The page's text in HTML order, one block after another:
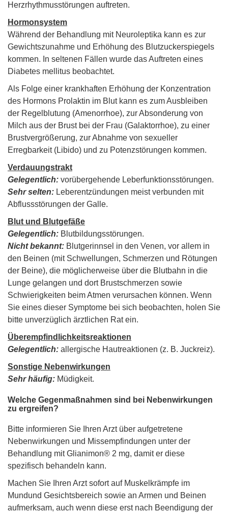
Herzrhythmusstörungen auftreten.
Hormonsystem
Während der Behandlung mit Neuroleptika kann es zur
Gewichtszunahme und Erhöhung des Blutzuckerspiegels
kommen. In seltenen Fällen wurde das Auftreten eines
Diabetes mellitus beobachtet.
Als Folge einer krankhaften Erhöhung der Konzentration
des Hormons Prolaktin im Blut kann es zum Ausbleiben
der Regelblutung (Amenorrhoe), zur Absonderung von
Milch aus der Brust bei der Frau (Galaktorrhoe), zu einer
Brustvergrößerung, zur Abnahme von sexueller
Erregbarkeit (Libido) und zu Potenzstörungen kommen.
Verdauungstrakt
Gelegentlich: vorübergehende Leberfunktionsstörungen.
Sehr selten: Leberentzündungen meist verbunden mit
Abflussstörungen der Galle.
Blut und Blutgefäße
Gelegentlich: Blutbildungsstörungen.
Nicht bekannt: Blutgerinnsel in den Venen, vor allem in
den Beinen (mit Schwellungen, Schmerzen und Rötungen
der Beine), die möglicherweise über die Blutbahn in die
Lunge gelangen und dort Brustschmerzen sowie
Schwierigkeiten beim Atmen verursachen können. Wenn
Sie eines dieser Symptome bei sich beobachten, holen Sie
bitte unverzüglich ärztlichen Rat ein.
Überempfindlichkeitsreaktionen
Gelegentlich: allergische Hautreaktionen (z. B. Juckreiz).
Sonstige Nebenwirkungen
Sehr häufig: Müdigkeit.
Welche Gegenmaßnahmen sind bei Nebenwirkungen
zu ergreifen?
Bitte informieren Sie Ihren Arzt über aufgetretene
Nebenwirkungen und Missempfindungen unter der
Behandlung mit Glianimon® 2 mg, damit er diese
spezifisch behandeln kann.
Machen Sie Ihren Arzt sofort auf Muskelkrämpfe im
Mundund Gesichtsbereich sowie an Armen und Beinen
aufmerksam, auch wenn diese erst nach Beendigung der